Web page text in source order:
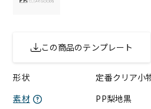
この商品のテンプレート
形状
定番クリア小
素材
PP梨地黒